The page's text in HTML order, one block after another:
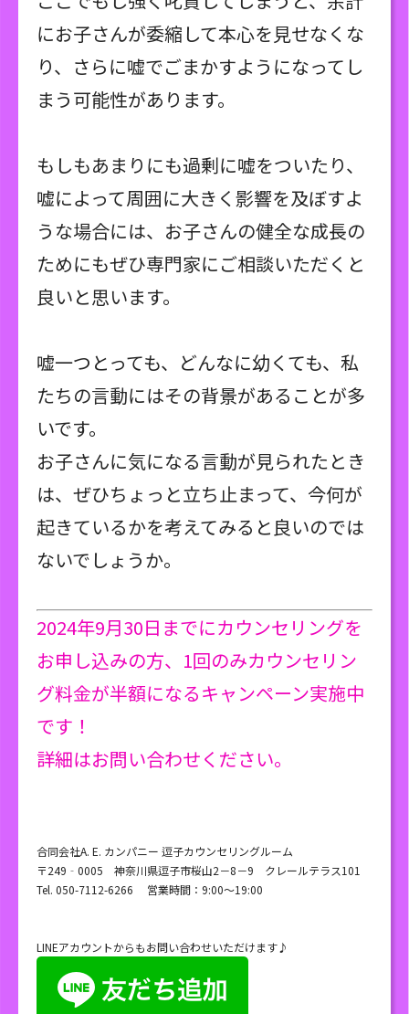
にお子さんが委縮して本心を見せなくな
り、さらに嘘でごまかすようになってし
まう可能性があります。
もしもあまりにも過剰に嘘をついたり、
嘘によって周囲に大きく影響を及ぼすよ
うな場合には、お子さんの健全な成長の
ためにもぜひ専門家にご相談いただくと
良いと思います。
嘘一つとっても、どんなに幼くても、私
たちの言動にはその背景があることが多
いです。
お子さんに気になる言動が見られたとき
は、ぜひちょっと立ち止まって、今何が
起きているかを考えてみると良いのでは
ないでしょうか。
2024年9月30日までにカウンセリングを
お申し込みの方、1回のみカウンセリン
グ料金が半額になるキャンペーン実施中
です！
詳細はお問い合わせください。
合同会社A. E. カンパニー 逗子カウンセリングルーム
〒249‐0005 神奈川県逗子市桜山2－8－9 クレールテラス101
Tel. 050-7112-6266 営業時間：9:00～19:00
LINEアカウントからもお問い合わせいただけます♪